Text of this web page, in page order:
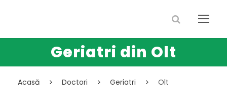
Geriatri din Olt
Acasă Doctori Geriatri Olt